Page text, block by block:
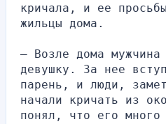
кричала, и ее
жильцы дома.
— Возле дома мужчина
девушку. За нее
парень, и люди,
начали кричать из
понял, что его много